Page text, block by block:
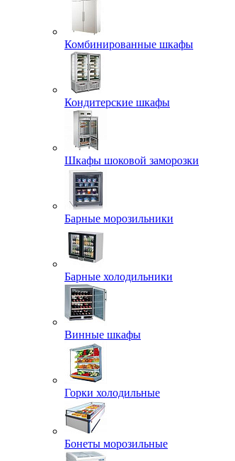
Комбинированные шкафы
Кондитерские шкафы
Шкафы шоковой заморозки
Барные морозильники
Барные холодильники
Винные шкафы
Горки холодильные
Бонеты морозильные